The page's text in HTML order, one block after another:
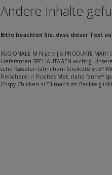
Andere Inhalte
Bitte beachten Sie, dass dieser Text
REGIONALE M N ge v | 5 PRODUKTE
Lieferanten SPELIAUTAGEN wichtig.
sche Kasseler- lähnchen- Stielkoteletts*
Fleischerei n Frisches Met: rland fanne*
Crispy Chicken zi Tillman’s im Backteig